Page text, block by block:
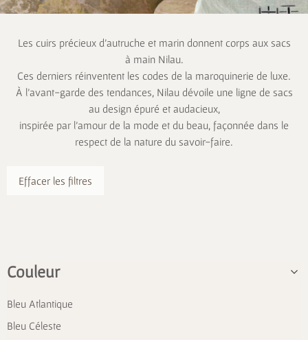
Les cuirs précieux d’autruche et marin donnent corps aux sacs
à main Nilau.
Ces derniers réinventent les codes de la maroquinerie de luxe.
À l’avant-garde des tendances, Nilau dévoile une ligne de sacs
au design épuré et audacieux,
inspirée par l’amour de la mode et du beau, façonnée dans le
respect de la nature du savoir-faire.
Effacer les filtres
Couleur
Bleu Atlantique
Bleu Céleste